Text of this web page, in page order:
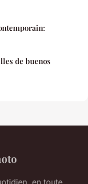
de buenos
en toute